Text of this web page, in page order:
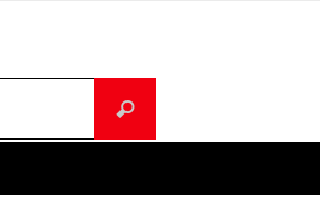
Vyhledávání